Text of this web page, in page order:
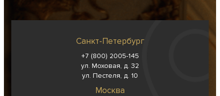
Санкт-Петербург
+7 (800) 2005-145
ул. Моховая, д. 32
ул. Пестеля, д. 10
Москва